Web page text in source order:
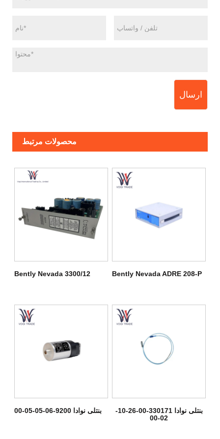
ارسال
محصولات مرتبط
Bently Nevada 3300/12 Bently Nevada ADRE 208-P
بنتلی نوادا 9200-06-05-05-00
بنتلی نوادا 330171-00-26-10-
02-00